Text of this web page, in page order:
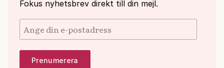
Fokus nyhetsbrev direkt till din mejl.